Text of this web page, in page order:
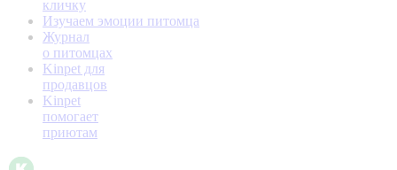
кличку
Изучаем эмоции питомца
Журнал
о питомцах
Kinpet для
продавцов
Kinpet
помогает
приютам